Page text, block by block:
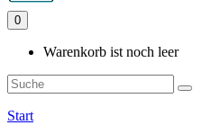
0
Warenkorb ist noch leer
Start